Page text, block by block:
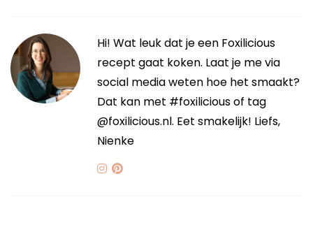
Hi! Wat leuk dat je een Foxilicious
recept gaat koken. Laat je me via
social media weten hoe het smaakt?
Dat kan met #foxilicious of tag
@foxilicious.nl. Eet smakelijk! Liefs,
Nienke